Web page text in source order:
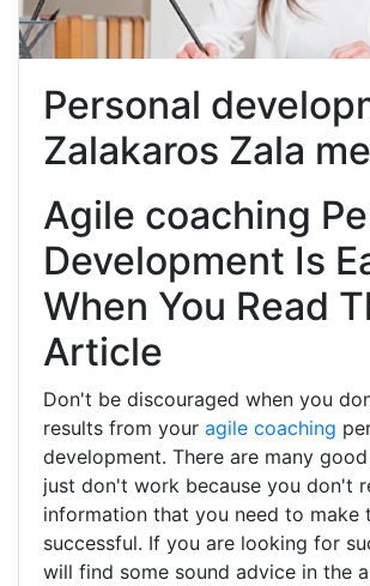
Personal
Zalakaros Zala
Agile coaching
Development Is
When You Read
Article
Don't be discouraged when you
results from your agile coaching
development. There are many
just don't work because you don't
information that you need to make
successful. If you are looking for
will find some sound advice in the